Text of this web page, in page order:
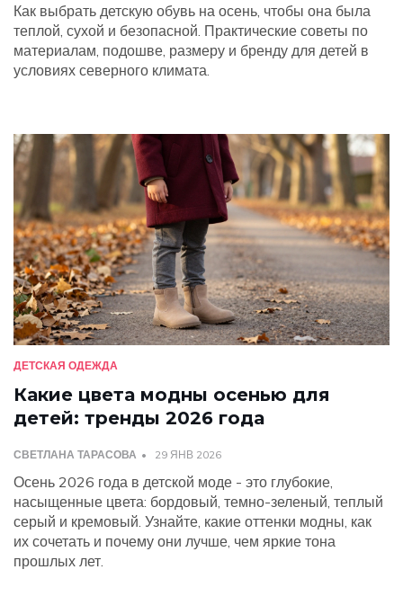
Как выбрать детскую обувь на осень, чтобы она была
теплой, сухой и безопасной. Практические советы по
материалам, подошве, размеру и бренду для детей в
условиях северного климата.
ДЕТСКАЯ ОДЕЖДА
Какие цвета модны осенью для
детей: тренды 2026 года
СВЕТЛАНА ТАРАСОВА 29 ЯНВ 2026
Осень 2026 года в детской моде - это глубокие,
насыщенные цвета: бордовый, темно-зеленый, теплый
серый и кремовый. Узнайте, какие оттенки модны, как
их сочетать и почему они лучше, чем яркие тона
прошлых лет.